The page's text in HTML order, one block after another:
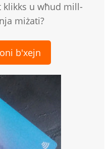
u wħud mill-
miżati?
b'xejn